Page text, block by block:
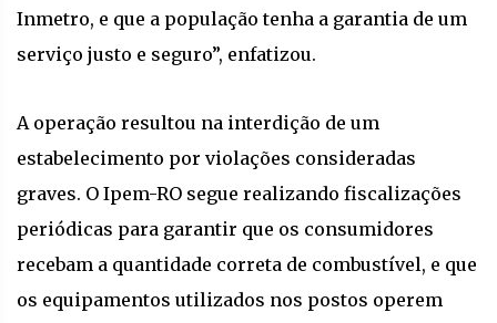
Inmetro, e que a população tenha a garantia de um
serviço justo e seguro”, enfatizou.
A operação resultou na interdição de um
estabelecimento por violações consideradas
graves. O Ipem-RO segue realizando fiscalizações
periódicas para garantir que os consumidores
recebam a quantidade correta de combustível, e que
os equipamentos utilizados nos postos operem